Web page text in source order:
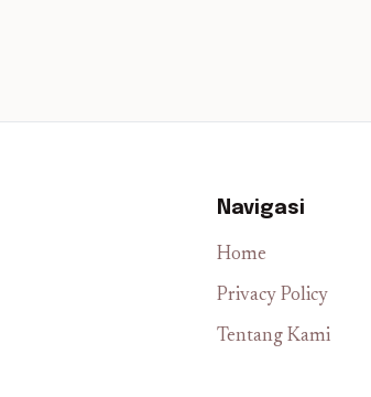
Navigasi
Home
Privacy Policy
Tentang Kami